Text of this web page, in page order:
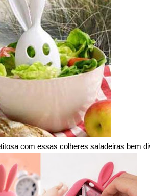
com essas colheres saladeiras bem